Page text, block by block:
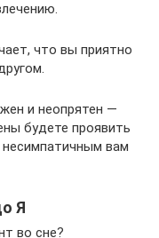
что вы приятно
и неопрятен —
будете проявить
вам
Я
во сне?